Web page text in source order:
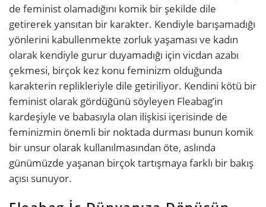
de feminist olamadığını komik bir şekilde dile
getirerek yansıtan bir karakter. Kendiyle barışamadığı
yönlerini kabullenmekte zorluk yaşaması ve kadın
olarak kendiyle gurur duyamadığı için vicdan azabı
çekmesi, birçok kez konu feminizm olduğunda
karakterin replikleriyle dile getiriliyor. Kendini kötü bir
feminist olarak gördüğünü söyleyen Fleabag’in
kardeşiyle ve babasıyla olan ilişkisi içerisinde de
feminizmin önemli bir noktada durması bunun komik
bir unsur olarak kullanılmasından öte, aslında
günümüzde yaşanan birçok tartışmaya farklı bir bakış
açısı sunuyor.